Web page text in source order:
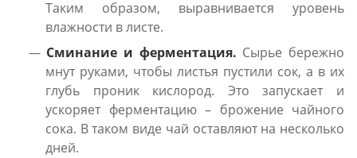
Таким образом, выравнивается уровень
влажности в листе.
Сминание и ферментация. Сырье бережно
мнут руками, чтобы листья пустили сок, а в их
глубь проник кислород. Это запускает и
ускоряет ферментацию – брожение чайного
сока. В таком виде чай оставляют на несколько
дней.